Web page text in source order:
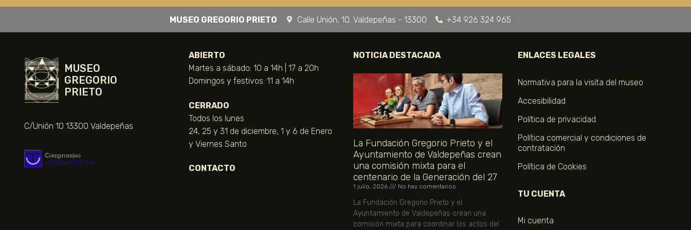
MUSEO GREGORIO PRIETO Calle Unión, 10. Valdepeñas - 13300 +34 926 324 965
MUSEO
GREGORIO
PRIETO
C/Unión 10 13300 Valdepeñas
ABIERTO
Martes a sábado: 10 a 14h | 17 a 20h
Domingos y festivos: 11 a 14h
CERRADO
Todos los lunes
24, 25 y 31 de diciembre, 1 y 6 de Enero
y Viernes Santo
CONTACTO
NOTICIA DESTACADA
La Fundación Gregorio Prieto y el
Ayuntamiento de Valdepeñas crean
una comisión mixta para el
centenario de la Generación del 27
1 julio, 2026 No hay comentarios
La Fundación Gregorio Prieto y el
Ayuntamiento de Valdepeñas crean una
comisión mixta para coordinar los actos del
ENLACES LEGALES
Normativa para la visita del museo
Accesibilidad
Política de privacidad
Política comercial y condiciones de
contratación
Política de Cookies
TU CUENTA
Mi cuenta